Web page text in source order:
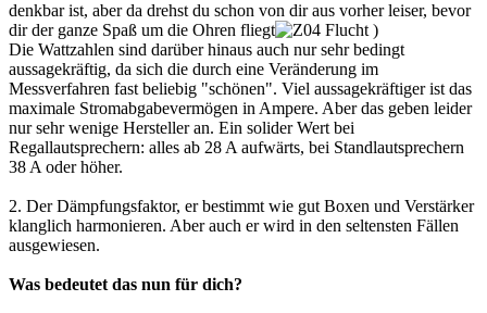
denkbar ist, aber da drehst du schon von dir aus vorher leiser, bevor
dir der ganze Spaß um die Ohren fliegt
)
Die Wattzahlen sind darüber hinaus auch nur sehr bedingt
aussagekräftig, da sich die durch eine Veränderung im
Messverfahren fast beliebig "schönen". Viel aussagekräftiger ist das
maximale Stromabgabevermögen in Ampere. Aber das geben leider
nur sehr wenige Hersteller an. Ein solider Wert bei
Regallautsprechern: alles ab 28 A aufwärts, bei Standlautsprechern
38 A oder höher.
2. Der Dämpfungsfaktor, er bestimmt wie gut Boxen und Verstärker
klanglich harmonieren. Aber auch er wird in den seltensten Fällen
ausgewiesen.
Was bedeutet das nun für dich?